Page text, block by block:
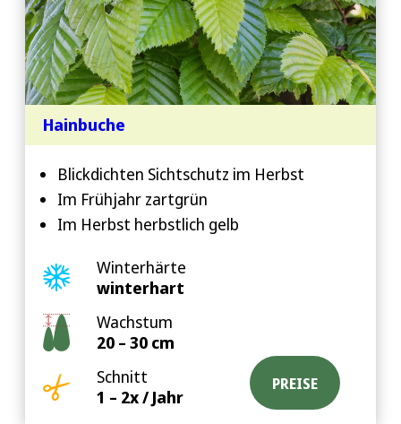
Hainbuche
Blickdichten Sichtschutz im Herbst
Im Frühjahr zartgrün
Im Herbst herbstlich gelb
Winterhärte
winterhart
Wachstum
20 – 30 cm
Schnitt
1 – 2x / Jahr
PREISE